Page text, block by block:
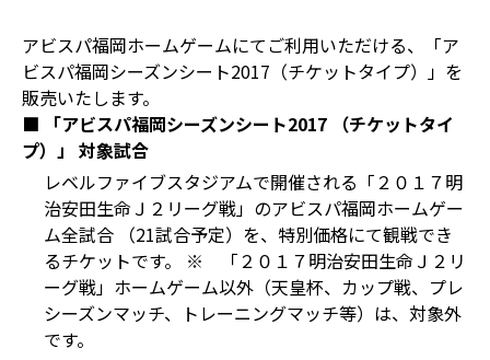
アビスパ福岡ホームゲームにてご利用いただける、「ア
ビスパ福岡シーズンシート2017（チケットタイプ）」を
販売いたします。
■ 「アビスパ福岡シーズンシート2017 （チケットタイ
プ）」 対象試合
レベルファイブスタジアムで開催される「２０１７明
治安田生命Ｊ２リーグ戦」のアビスパ福岡ホームゲー
ム全試合 （21試合予定）を、特別価格にて観戦でき
るチケットです。 ※ 「２０１７明治安田生命Ｊ２リ
ーグ戦」ホームゲーム以外（天皇杯、カップ戦、プレ
シーズンマッチ、トレーニングマッチ等）は、対象外
です。